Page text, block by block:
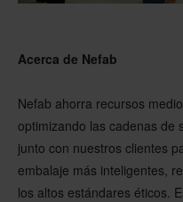
Acerca de Nefab
Nefab ahorra recursos
optimizando las cadenas de
junto con nuestros clientes
embalaje más inteligentes,
los altos estándares éticos.